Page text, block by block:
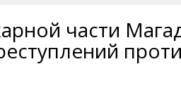
Заставки
в Магадане
3D
части